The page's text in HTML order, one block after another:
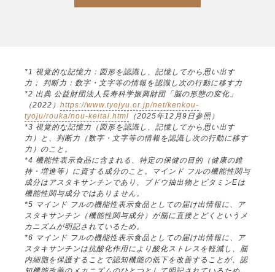
*1 視覚的な記憶力：図形を認識し、記憶してから思い出す
力； 判断力：数字・文字等の情報を認識し次の行動に移す力
*2 出典 公益財団法人長寿科学振興財団「脳の形態の変化」
（2022） https://www.tyojyu.or.jp/net/kenkou-
tyoju/rouka/nou-keitai.html （2025年12月9日参照）
*3 視覚的な記憶力（図形を認識し、記憶してから思い出す
力）と、判断力（数字・文字等の情報を認識し次の行動に移す
力）のこと。
*4 機能性表示食品に含まれる、特定の保健の目的（健康の維
持・増進等）に資する成分のこと。マインド フルの機能性関与
成分はアスタキサンチンであり、ブドウ抽出物とビタミンEは
機能性関与成分ではありません。
*5 マインド フルの機能性表示食品としての届け出情報に、ア
スタキサンチン（機能性関与成分）が脳に直接とどくというメ
カニズムが明記されているため。
*6 マインド フルの機能性表示食品としての届け出情報に、ア
スタキサンチンは抗酸化作用により酸化ストレスを軽減し、脳
内細胞を保護することで認知機能の低下を改善することが、認